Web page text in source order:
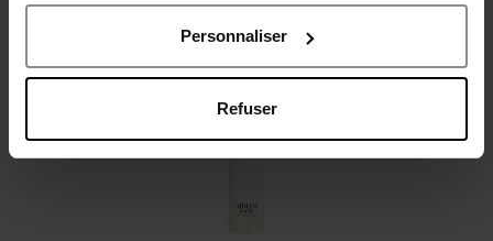
Personnaliser
Refuser
Vous aimerez peut-être